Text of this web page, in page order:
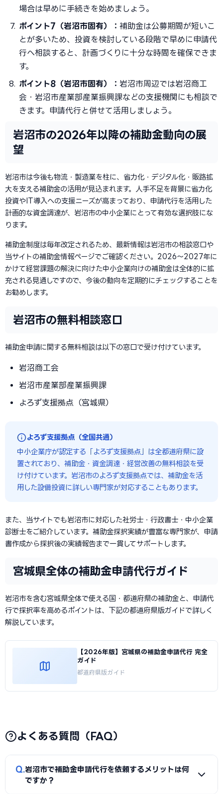
場合は早めに手続きを始めましょう。
ポイント7（岩沼市固有）： 補助金は公募期間が短いこ
とが多いため、投資を検討している段階で早めに申請代
行へ相談すると、計画づくりに十分な時間を確保できま
す。
ポイント8（岩沼市固有）： 岩沼市周辺では岩沼商工
会・岩沼市産業部産業振興課などの支援機関にも相談で
きます。申請代行と併せて活用しましょう。
岩沼市の2026年以降の補助金動向の展
望
岩沼市は今後も物流・製造業を柱に、省力化・デジタル化・販路拡
大を支える補助金の活用が見込まれます。人手不足を背景に省力化
投資やIT導入への支援ニーズが高まっており、申請代行を活用した
計画的な資金調達が、岩沼市の中小企業にとって有効な選択肢にな
ります。
補助金制度は毎年改定されるため、最新情報は岩沼市の相談窓口や
当サイトの補助金情報ページでご確認ください。2026〜2027年に
かけて経営課題の解決に向けた中小企業向けの補助金は全体的に拡
充される見通しですので、今後の動向を定期的にチェックすることを
お勧めします。
岩沼市の無料相談窓口
補助金申請に関する無料相談は以下の窓口で受け付けています。
岩沼商工会
岩沼市産業部産業振興課
よろず支援拠点（宮城県）
よろず支援拠点（全国共通）
中小企業庁が認定する「よろず支援拠点」は全都道府県に設
置されており、補助金・資金調達・経営改善の無料相談を受
け付けています。岩沼市のよろず支援拠点では、補助金を活
用した設備投資に詳しい専門家が対応することもあります。
また、当サイトでも岩沼市に対応した社労士・行政書士・中小企業
診断士をご紹介しています。補助金採択実績が豊富な専門家が、申請
書作成から採択後の実績報告まで一貫してサポートします。
宮城県全体の補助金申請代行ガイド
岩沼市を含む宮城県全体で使える国・都道府県の補助金と、申請代
行で採択率を高めるポイントは、下記の都道府県版ガイドで詳しく
解説しています。
【2026年版】宮城県の補助金申請代行 完全
ガイド
都道府県版ガイド
よくある質問（FAQ）
Q 岩沼市で補助金申請代行を依頼するメリットは何
ですか？